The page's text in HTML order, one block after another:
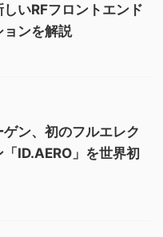
いRFフロントエンド
ンを解説
ン、初のフルエレク
「ID.AERO」を世界初